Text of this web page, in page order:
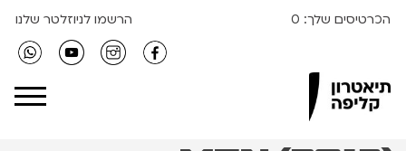
הכרטיסים שלך: 0 הרשמו לניוזלטר שלנו
Clipa Theater